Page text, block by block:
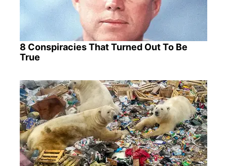
8 Conspiracies That Turned Out To Be
True